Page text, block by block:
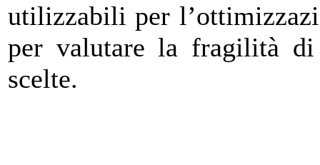
utilizzabili per
per valutare la fragilità
scelte.